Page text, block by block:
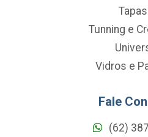
Tunning e
Vidros e
Fale
(62)